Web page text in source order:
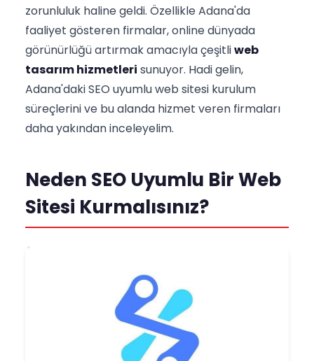
zorunluluk haline geldi. Özellikle Adana'da
faaliyet gösteren firmalar, online dünyada
görünürlüğü artırmak amacıyla çeşitliweb
tasarım hizmetleri sunuyor. Hadi gelin,
Adana'daki SEO uyumlu web sitesi kurulum
süreçlerini ve bu alanda hizmet veren firmaları
daha yakından inceleyelim.
Neden SEO Uyumlu Bir Web
Sitesi Kurmalısınız?